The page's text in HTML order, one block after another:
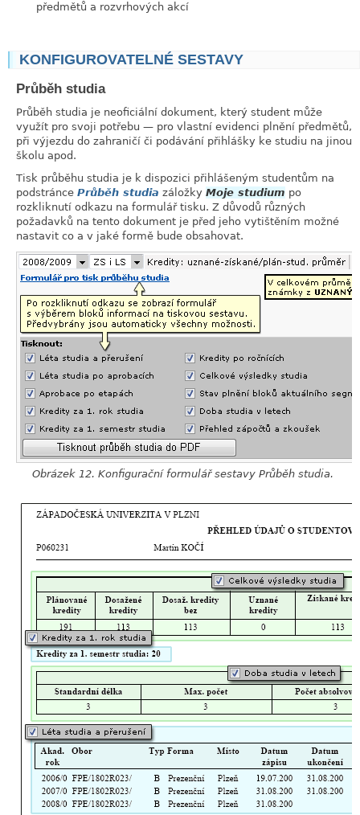
předmětů a rozvrhových akcí
KONFIGUROVATELNÉ SESTAVY
Průběh studia
Průběh studia je neoficiální dokument, který student může
využít pro svoji potřebu — pro vlastní evidenci plnění předmětů,
při výjezdu do zahraničí či podávání přihlášky ke studiu na jinou
školu apod.
Tisk průběhu studia je k dispozici přihlášeným studentům na
podstránce Průběh studia záložky Moje studium po
rozkliknutí odkazu na formulář tisku. Z důvodů různých
požadavků na tento dokument je před jeho vytištěním možné
nastavit co a v jaké formě bude obsahovat.
Obrázek 12. Konfigurační formulář sestavy Průběh studia.